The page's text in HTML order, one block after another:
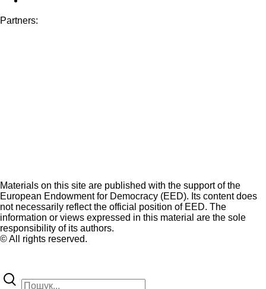
Partners:
Materials on this site are published with the support of the
European Endowment for Democracy (EED). Its content does
not necessarily reflect the official position of EED. The
information or views expressed in this material are the sole
responsibility of its authors.
© All rights reserved.